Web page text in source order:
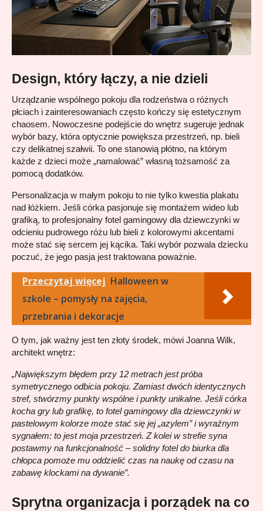
Design, który łączy, a nie dzieli
Urządzanie wspólnego pokoju dla rodzeństwa o różnych
płciach i zainteresowaniach często kończy się estetycznym
chaosem. Nowoczesne podejście do wnętrz sugeruje jednak
wybór bazy, która optycznie powiększa przestrzeń, np. bieli
czy delikatnej szałwii. To one stanowią płótno, na którym
każde z dzieci może „namalować” własną tożsamość za
pomocą dodatków.
Personalizacja w małym pokoju to nie tylko kwestia plakatu
nad łóżkiem. Jeśli córka pasjonuje się montażem wideo lub
grafiką, to profesjonalny fotel gamingowy dla dziewczynki w
odcieniu pudrowego różu lub bieli z kolorowymi akcentami
może stać się sercem jej kącika. Taki wybór pozwala dziecku
poczuć, że jego pasja jest traktowana poważnie.
Przeczytaj więcej Halloween w
szkole – pomysły na zajęcia,
przebrania i dekoracje
O tym, jak ważny jest ten złoty środek, mówi Joanna Wilk,
architekt wnętrz:
„Największym błędem przy 12 metrach jest próba
symetrycznego odbicia pokoju. Zamiast dwóch identycznych
stref, stwórzmy punkty wspólne i punkty unikalne. Jeśli córka
kocha gry lub grafikę, to fotel gamingowy dla dziewczynki w
pastelowym kolorze może stać się jej „azylem” i wyraźnym
sygnałem: to jest moja przestrzeń. Z kolei w strefie syna
postawmy na funkcjonalność – solidny fotel do biurka dla
chłopca pomoże mu oddzielić czas na naukę od czasu na
zabawę klockami na dywanie”.
Sprytna organizacja i porządek na co